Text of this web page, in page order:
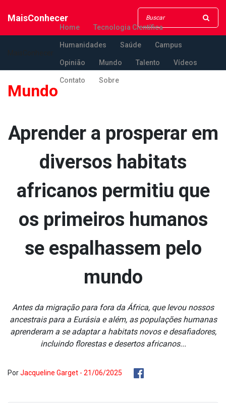
MaisConhecer
Home Tecnologia Científica
Humanidades Saúde Campus
Opinião Mundo Talento Vídeos
Contato Sobre
Mundo
Aprender a prosperar em
diversos habitats
africanos permitiu que
os primeiros humanos
se espalhassem pelo
mundo
Antes da migração para fora da África, que levou nossos
ancestrais para a Eurásia e além, as populações humanas
aprenderam a se adaptar a habitats novos e desafiadores,
incluindo florestas e desertos africanos...
PorJacqueline Garget - 21/06/2025